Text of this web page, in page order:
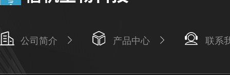
公司简介 产品中心 联系